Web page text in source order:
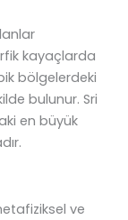
kayaçlarda
bölgelerdeki
bulunur. Sri
en büyük
ve